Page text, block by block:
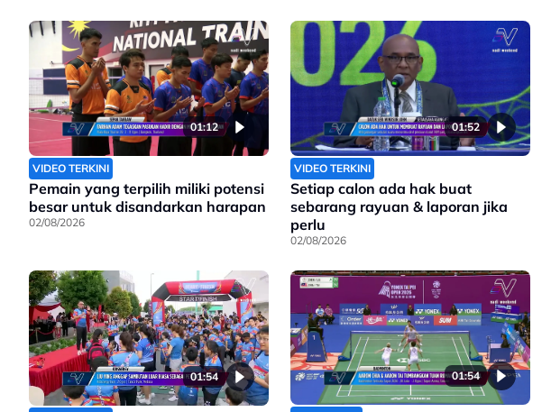
01:12
VIDEO TERKINI
Pemain yang terpilih miliki potensi
besar untuk disandarkan harapan
02/08/2026
01:52
VIDEO TERKINI
Setiap calon ada hak buat
sebarang rayuan & laporan jika
perlu
02/08/2026
01:54 01:54